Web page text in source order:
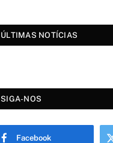
ÚLTIMAS NOTÍCIAS
SIGA-NOS
Facebook